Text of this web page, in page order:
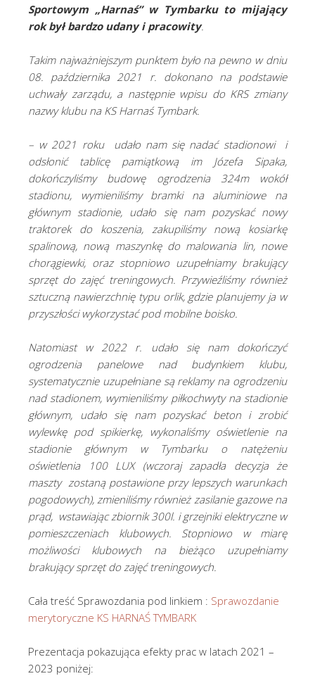
Sportowym „Harnaś” w Tymbarku to mijający
rok był bardzo udany i pracowity.
Takim najważniejszym punktem było na pewno w dniu
08. października 2021 r. dokonano na podstawie
uchwały zarządu, a następnie wpisu do KRS zmiany
nazwy klubu na KS Harnaś Tymbark.
– w 2021 roku udało nam się nadać stadionowi i
odsłonić tablicę pamiątkową im Józefa Sipaka,
dokończyliśmy budowę ogrodzenia 324m wokół
stadionu, wymieniliśmy bramki na aluminiowe na
głównym stadionie, udało się nam pozyskać nowy
traktorek do koszenia, zakupiliśmy nową kosiarkę
spalinową, nową maszynkę do malowania lin, nowe
chorągiewki, oraz stopniowo uzupełniamy brakujący
sprzęt do zajęć treningowych. Przywieźliśmy również
sztuczną nawierzchnię typu orlik, gdzie planujemy ja w
przyszłości wykorzystać pod mobilne boisko.
Natomiast w 2022 r. udało się nam dokończyć
ogrodzenia panelowe nad budynkiem klubu,
systematycznie uzupełniane są reklamy na ogrodzeniu
nad stadionem, wymieniliśmy piłkochwyty na stadionie
głównym, udało się nam pozyskać beton i zrobić
wylewkę pod spikierkę, wykonaliśmy oświetlenie na
stadionie głównym w Tymbarku o natężeniu
oświetlenia 100 LUX (wczoraj zapadła decyzja że
maszty zostaną postawione przy lepszych warunkach
pogodowych), zmieniliśmy również zasilanie gazowe na
prąd, wstawiając zbiornik 300l. i grzejniki elektryczne w
pomieszczeniach klubowych. Stopniowo w miarę
możliwości klubowych na bieżąco uzupełniamy
brakujący sprzęt do zajęć treningowych.
Cała treść Sprawozdania pod linkiem : Sprawozdanie
merytoryczne KS HARNAŚ TYMBARK
Prezentacja pokazująca efekty prac w latach 2021 –
2023 poniżej: